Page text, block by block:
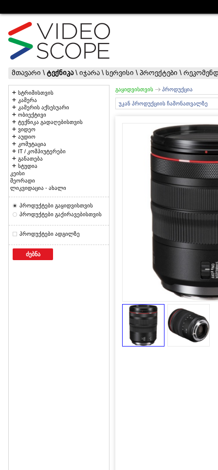
მთავარი \ ტექნიკა\ იჯარა \ სერვისი \ პროექტები \
სტრიმისთვის
კამერა
კამერის აქსესუარი
ობიექტივი
ტექნიკა გადაღებისთვის
ვიდეო
აუდიო
კომუტაცია
IT / კომპიუტერები
განათება
სტუდია
კეისი
მეორადი
ლიკვიდაცია - ახალი
პროდუქტები გაყიდვისთვის
პროდუქტები გაქირავებისთვის
პროდუქტები ადგილზე
ძებნა
გაყიდვისთვის პროდუქცია
უკან პროდუქციის ჩამონათვალზე